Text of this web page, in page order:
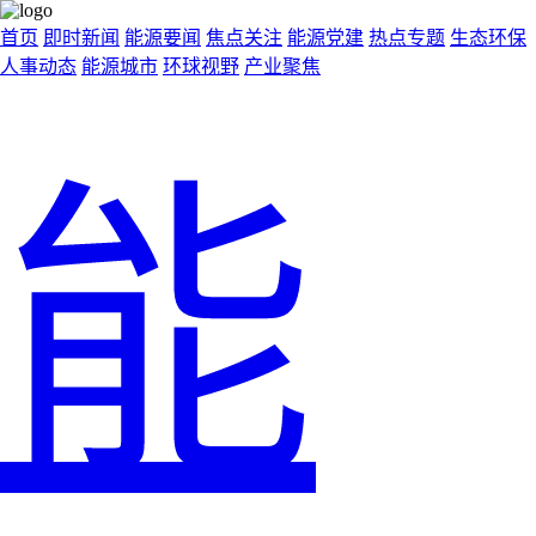
首页 即时新闻 能源要闻 焦点关注 能源党建 热点专题 生态环保
人事动态 能源城市 环球视野 产业聚焦
能